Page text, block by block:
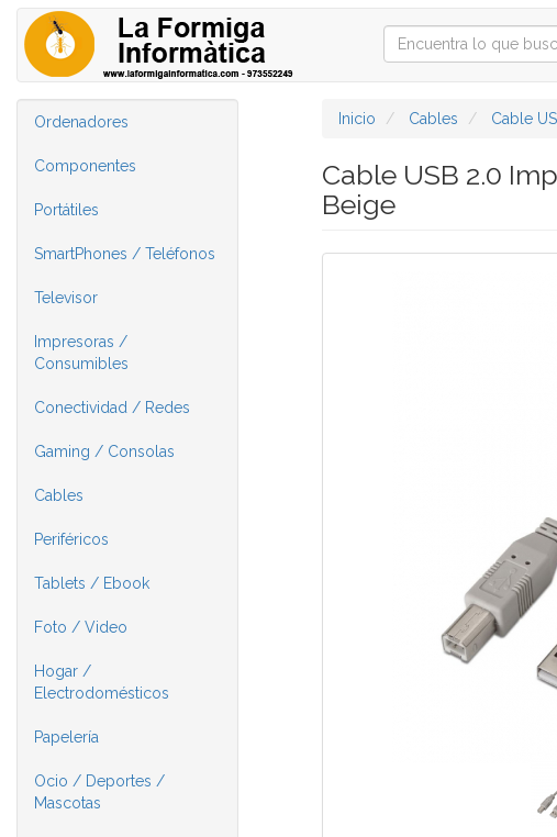
Ordenadores
Componentes
Portátiles
SmartPhones / Teléfonos
Televisor
Impresoras /
Consumibles
Conectividad / Redes
Gaming / Consolas
Cables
Periféricos
Tablets / Ebook
Foto / Video
Hogar /
Electrodomésticos
Papelería
Ocio / Deportes /
Mascotas
Inicio Cables Cable
Cable USB 2.0
Beige